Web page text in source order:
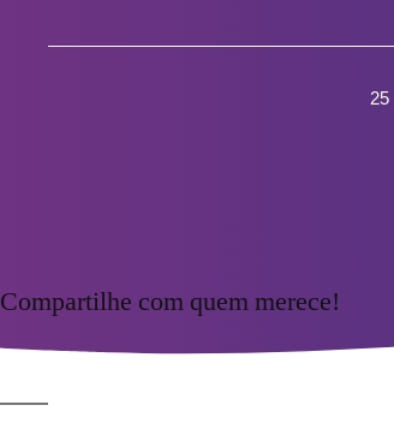
Compartilhe com quem merece!